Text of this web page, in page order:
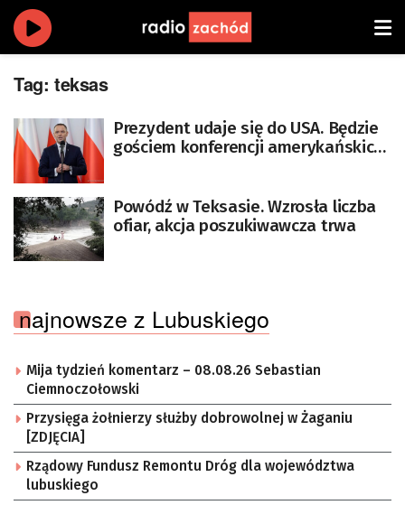
Tag: teksas
Prezydent udaje się do USA. Będzie
gościem konferencji amerykańskich
Powódź w Teksasie. Wzrosła liczba
ofiar, akcja poszukiwawcza trwa
najnowsze z Lubuskiego
Mija tydzień komentarz – 08.08.26 Sebastian
Ciemnoczołowski
Przysięga żołnierzy służby dobrowolnej w Żaganiu
[ZDJĘCIA]
Rządowy Fundusz Remontu Dróg dla województwa
lubuskiego